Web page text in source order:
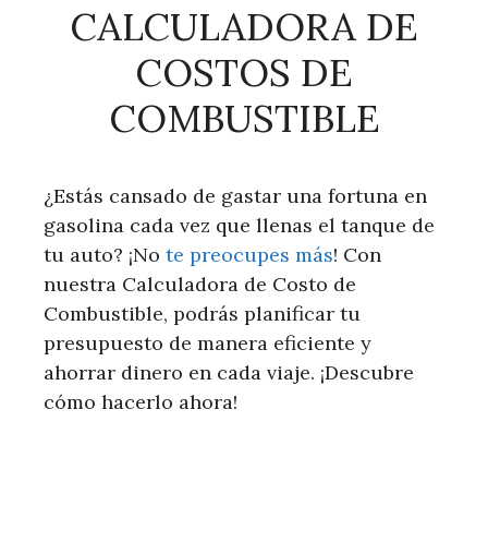
CALCULADORA DE
COSTOS DE
COMBUSTIBLE
¿Estás cansado de gastar una fortuna en
gasolina cada vez que llenas el tanque de
tu auto? ¡No te preocupes más! Con
nuestra Calculadora de Costo de
Combustible, podrás planificar tu
presupuesto de manera eficiente y
ahorrar dinero en cada viaje. ¡Descubre
cómo hacerlo ahora!